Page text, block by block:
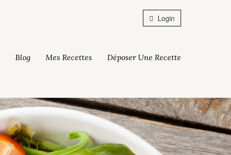
Login
Blog Mes Recettes Déposer Une Recette